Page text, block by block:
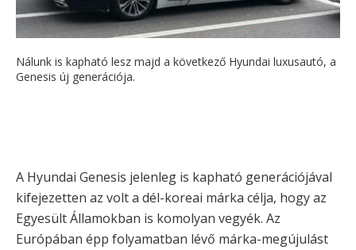
Nálunk is kapható lesz majd a következő Hyundai luxusautó, a
Genesis új generációja.
A Hyundai Genesis jelenleg is kapható generációjával
kifejezetten az volt a dél-koreai márka célja, hogy az
Egyesült Államokban is komolyan vegyék. Az
Európában épp folyamatban lévő márka-megújulást